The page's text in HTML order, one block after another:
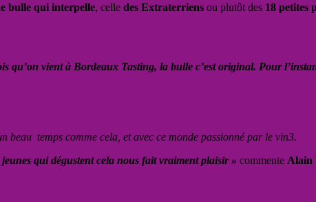
bulle qui interpelle, celle des Extraterriens ou plutôt des 18 petites
qu’on vient à Bordeaux Tasting, la bulle c’est original. Pour
beau temps comme cela, et avec ce monde passionné par le vin3.
jeunes qui dégustent cela nous fait vraiment plaisir » commente Alain